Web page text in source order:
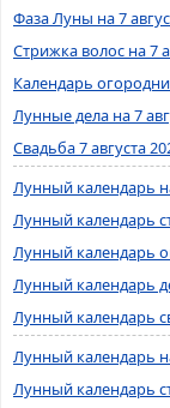
Фаза Луны на 7
Стрижка волос на 7
Календарь
Лунные дела на 7
Свадьба 7 августа
Лунный календарь
Лунный календарь
Лунный календарь
Лунный календарь
Лунный календарь
Лунный календарь
Лунный календарь